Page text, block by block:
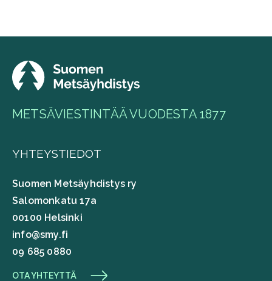
METSÄVIESTINTÄÄ VUODESTA 1877
YHTEYSTIEDOT
Suomen Metsäyhdistys ry
Salomonkatu 17a
00100 Helsinki
info@smy.fi
09 685 0880
OTA YHTEYTTÄ